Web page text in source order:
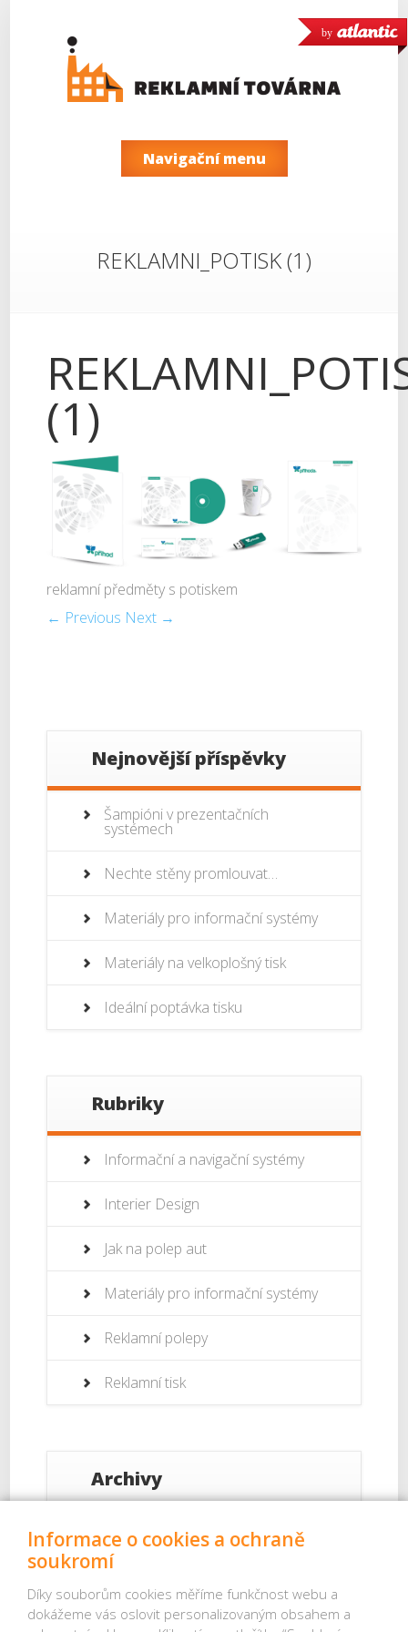
by
Navigační menu
REKLAMNI_POTISK (1)
(1)
reklamní předměty s potiskem
← Previous Next →
Nejnovější příspěvky
Šampióni v prezentačních
systémech
Nechte stěny promlouvat…
Materiály pro informační systémy
Materiály na velkoplošný tisk
Ideální poptávka tisku
Rubriky
Informační a navigační systémy
Interier Design
Jak na polep aut
Materiály pro informační systémy
Reklamní polepy
Reklamní tisk
Archivy
Září 2017
Červenec 2017
Informace o cookies a ochraně
soukromí
Díky souborům cookies měříme funkčnost webu a
dokážeme vás oslovit personalizovaným obsahem a